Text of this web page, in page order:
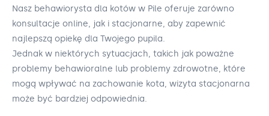
Nasz behawiorysta dla kotów w Pile oferuje zarówno
konsultacje online, jak i stacjonarne, aby zapewnić
najlepszą opiekę dla Twojego pupila.
Jednak w niektórych sytuacjach, takich jak poważne
problemy behawioralne lub problemy zdrowotne, które
mogą wpływać na zachowanie kota, wizyta stacjonarna
może być bardziej odpowiednia.